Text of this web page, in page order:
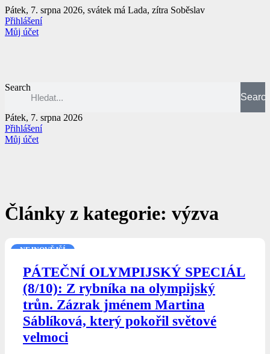
Přejít
k
obsahu
Pátek, 7. srpna 2026, svátek má Lada, zítra Soběslav
Přihlášení
Můj účet
Search
Pátek, 7. srpna 2026
Přihlášení
Můj účet
Články z kategorie: výzva
NEJNOVĚJŠÍ
PÁTEČNÍ OLYMPIJSKÝ SPECIÁL
(8/10): Z rybníka na olympijský
trůn. Zázrak jménem Martina
Sáblíková, který pokořil světové
velmoci